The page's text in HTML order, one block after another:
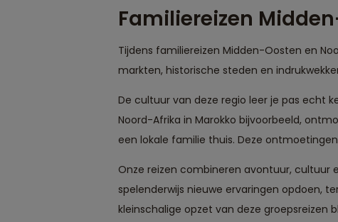
Familiereizen
Tijdens familiereizen Midden-Oosten en
markten, historische steden en
De cultuur van deze regio leer je pas echt
Noord-Afrika in Marokko bijvoorbeeld,
een lokale familie thuis. Deze
Onze reizen combineren avontuur, cultuur
spelenderwijs nieuwe ervaringen opdoen,
kleinschalige opzet van deze groepsreizen